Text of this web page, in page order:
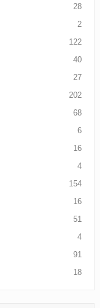
28
2
122
40
27
202
68
6
16
4
154
16
51
4
91
18